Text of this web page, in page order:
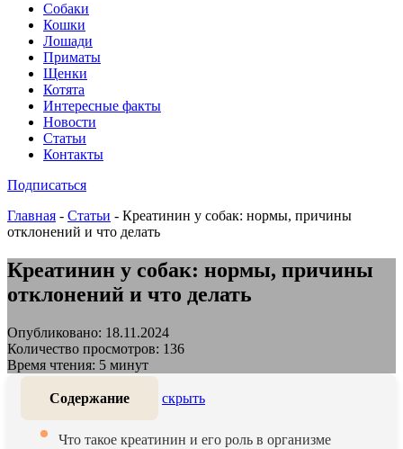
Собаки
Кошки
Лошади
Приматы
Щенки
Котята
Интересные факты
Новости
Статьи
Контакты
Подписаться
Главная - Статьи - Креатинин у собак: нормы, причины
отклонений и что делать
Креатинин у собак: нормы, причины
отклонений и что делать
Опубликовано: 18.11.2024
Количество просмотров: 136
Время чтения: 5 минут
Содержание скрыть
Что такое креатинин и его роль в организме